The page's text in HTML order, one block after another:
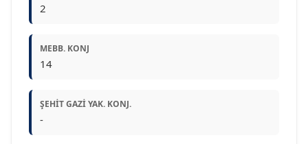
2
MEBB. KONJ
14
ŞEHIT GAZI YAK. KONJ.
-